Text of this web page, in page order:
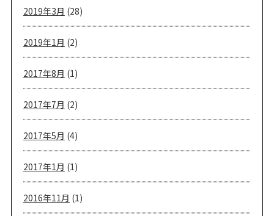
2019年3月 (28)
2019年1月 (2)
2017年8月 (1)
2017年7月 (2)
2017年5月 (4)
2017年1月 (1)
2016年11月 (1)